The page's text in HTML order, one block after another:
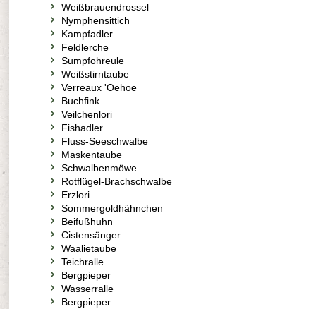
Weißbrauendrossel
Nymphensittich
Kampfadler
Feldlerche
Sumpfohreule
Weißstirntaube
Verreaux 'Oehoe
Buchfink
Veilchenlori
Fishadler
Fluss-Seeschwalbe
Maskentaube
Schwalbenmöwe
Rotflügel-Brachschwalbe
Erzlori
Sommergoldhähnchen
Beifußhuhn
Cistensänger
Waalietaube
Teichralle
Bergpieper
Wasserralle
Bergpieper